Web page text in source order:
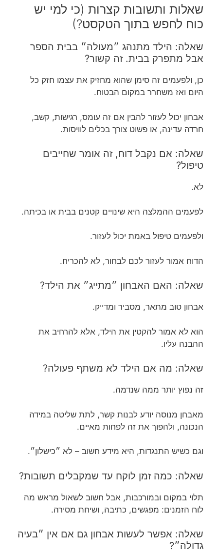
שאלות ותשובות קצרות (כי למי יש
כוח לחפש בתוך הטקסט?)
שאלה: הילד מתנהג ״מעולה״ בבית הספר
אבל מתפרק בבית. זה קשור?
כן, ולפעמים זה סימן שהוא מחזיק את עצמו חזק כל
היום ואז משחרר במקום הבטוח.
אבחון יכול לעזור להבין אם זה עומס, רגישות, קשב,
חרדה עדינה, או פשוט צורך בכלים לוויסות.
שאלה: אם נקבל דוח, זה אומר שחייבים
טיפול?
לא.
לפעמים ההמלצה היא שינויים קטנים בבית או בכיתה.
ולפעמים טיפול באמת יכול לעזור.
הדוח אמור לעזור לכם לבחור, לא להכריח.
שאלה: האם האבחון ״מתייג״ את הילד?
אבחון טוב מתאר, מסביר ומדייק.
הוא לא אמור להקטין את הילד, אלא להרחיב את
ההבנה עליו.
שאלה: מה אם הילד לא משתף פעולה?
זה נפוץ יותר ממה שנדמה.
מאבחן מנוסה יודע לבנות קשר, לתת שליטה במידה
הנכונה, ולהפוך את זה לפחות מאיים.
וגם כשיש התנגדות, היא מידע חשוב – לא ״כישלון״.
שאלה: כמה זמן לוקח עד שמקבלים תשובות?
תלוי במקום ובמורכבות, אבל חשוב לשאול מראש מה
לוח הזמנים: מפגשים, כתיבה, ושיחת מסירה.
שאלה: אפשר לעשות אבחון גם אם אין ״בעיה
גדולה״?